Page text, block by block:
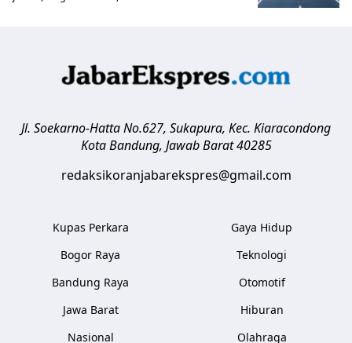
Jl. Soekarno-Hatta No.627, Sukapura, Kec. Kiaracondong
Kota Bandung, Jawab Barat 40285
redaksikoranjabarekspres@gmail.com
Kupas Perkara
Bogor Raya
Bandung Raya
Jawa Barat
Nasional
Gaya Hidup
Teknologi
Otomotif
Hiburan
Olahraga